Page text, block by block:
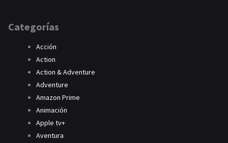
Categorías
Acción
Action
Action & Adventure
Adventure
Amazon Prime
Animación
Apple tv+
Aventura